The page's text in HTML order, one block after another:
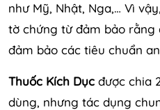
như Mỹ, Nhật, Nga,… Vì
tờ chứng từ đảm bảo rằng
đảm bảo các tiêu chuẩn
Thuốc Kích Dục được chia
dùng, nhưng tác dụng